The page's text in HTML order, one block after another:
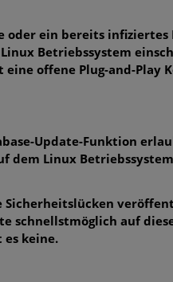
oder ein bereits infiziertes
Betriebssystem
offene Plug-and-Play
Update-Funktion
dem Linux
Sicherheitslücken
schnellstmöglich auf
keine.